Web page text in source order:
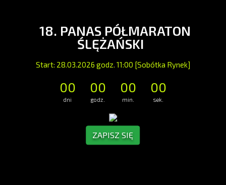
18. PANAS PÓŁMARATON
ŚLĘŻAŃSKI
Start: 28.03.2026 godz. 11:00 [Sobótka Rynek]
00
dni
00
godz.
00
min.
00
sek.
ZAPISZ SIĘ